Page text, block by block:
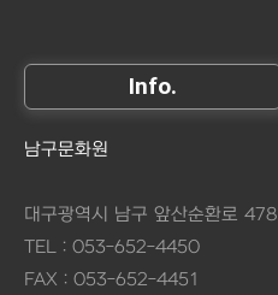
Info.
남구문화원
대구광역시 남구 앞산순환로 478
TEL : 053-652-4450
FAX : 053-652-4451